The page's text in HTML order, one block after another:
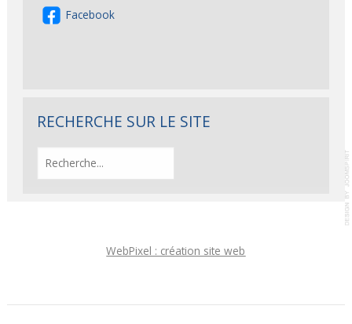
Facebook
RECHERCHE SUR LE SITE
WebPixel : création site web